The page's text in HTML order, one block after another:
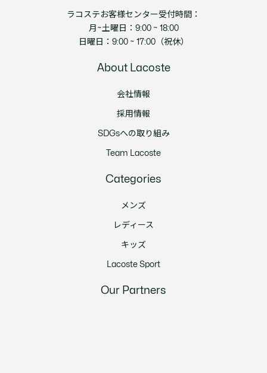
ラコステお客様センター受付時間：
月~土曜日：9:00 ~ 18:00
日曜日：9:00 ~ 17:00（祝休）
About Lacoste
会社情報
採用情報
SDGsへの取り組み
Team Lacoste
Categories
メンズ
レディース
キッズ
Lacoste Sport
Our Partners